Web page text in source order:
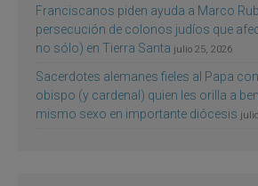
Franciscanos piden ayuda a Marco
persecución de colonos judíos que
no sólo) en Tierra Santa julio 25, 2026
Sacerdotes alemanes fieles al Papa
obispo (y cardenal) quien les orilla a
mismo sexo en importante diócesis